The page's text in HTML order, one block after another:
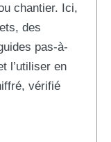
chantier. Ici,
des
pas-à-
l’utiliser en
vérifié